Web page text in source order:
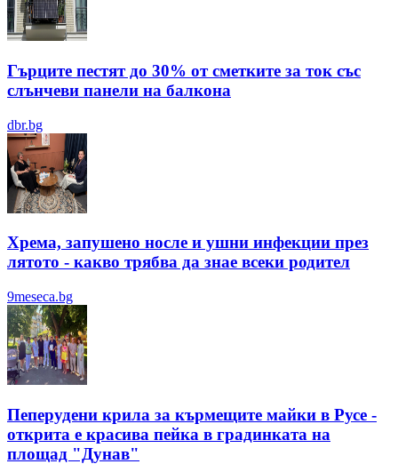
Гърците пестят до 30% от сметките за ток със
слънчеви панели на балкона
dbr.bg
Хрема, запушено носле и ушни инфекции през
лятотo - какво трябва да знае всеки родител
9meseca.bg
Пеперудени крила за кърмещите майки в Русе -
открита е красива пейка в градинката на
площад "Дунав"